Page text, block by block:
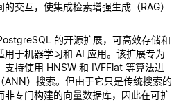
交互，使集成检索增强生成（RAG）
的开源扩展，可高效存储和
用于机器学习和 AI 应用。该扩展专为
支持使用 HNSW 和 IVFFlat 等算法进
ANN）搜索。但由于它只是传统搜索的
非专门构建的向量数据库，因此在可扩